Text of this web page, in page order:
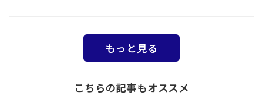
もっと見る
こちらの記事もオススメ